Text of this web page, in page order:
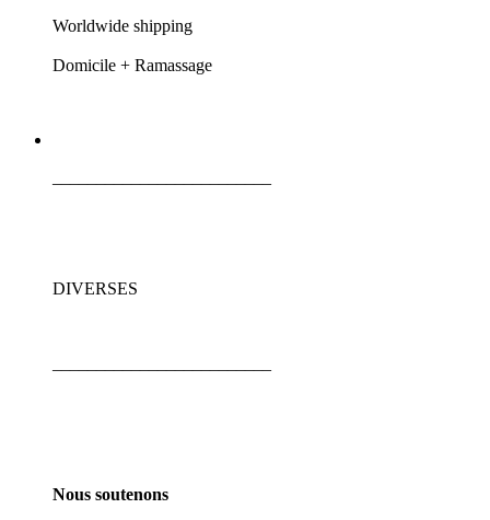
Worldwide shipping
Domicile + Ramassage
DIVERSES
Nous soutenons